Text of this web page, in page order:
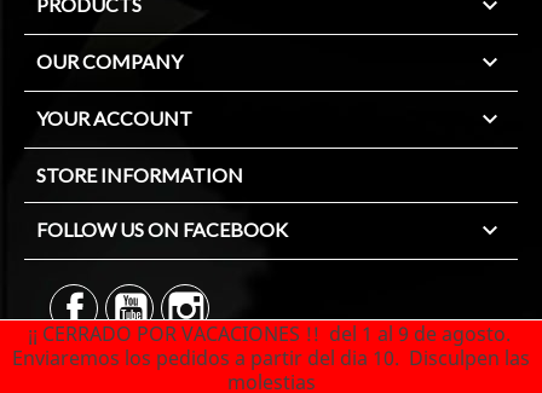
¡¡ CERRADO POR VACACIONES !! del 1 al 9 de agosto.
Enviaremos los pedidos a partir del dia 10. Disculpen las
molestias

OUR COMPANY 
YOUR ACCOUNT 
STORE INFORMATION
FOLLOW US ON FACEBOOK 
© 2026 - Ecommerce software by PrestaShop™